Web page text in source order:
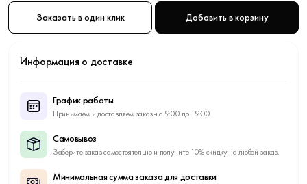
Заказать в один клик Добавить в корзину
Информация о доставке
График работы
Принимаем и доставляем заказы с 9:00 до 19:00
Самовывоз
Заберите заказ самостоятельно и получите 10% скидку на любой заказ.
Минимальная сумма заказа для доставки